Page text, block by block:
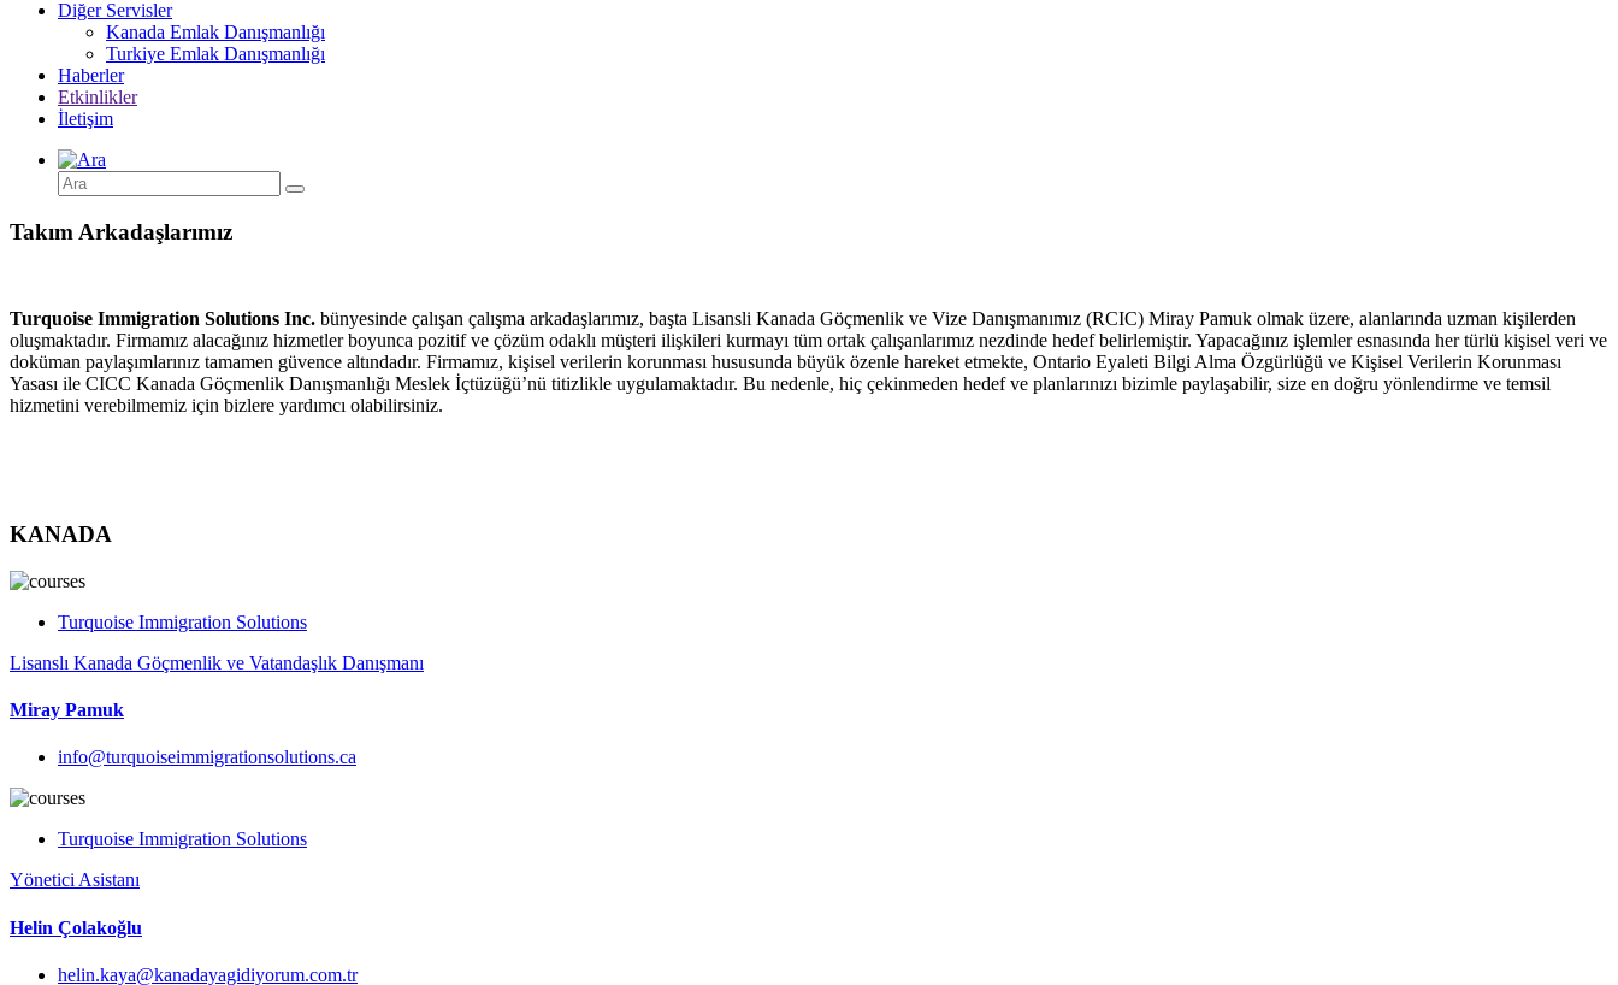
Diğer Servisler
Kanada Emlak Danışmanlığı
Turkiye Emlak Danışmanlığı
Haberler
Etkinlikler
İletişim
Takım Arkadaşlarımız
Turquoise Immigration Solutions Inc. bünyesinde çalışan çalışma arkadaşlarımız, başta Lisansli Kanada Göçmenlik ve Vize Danışmanımız (RCIC) Miray Pamuk olmak üzere, alanlarında uzman kişilerden
oluşmaktadır. Firmamız alacağınız hizmetler boyunca pozitif ve çözüm odaklı müşteri ilişkileri kurmayı tüm ortak çalışanlarımız nezdinde hedef belirlemiştir. Yapacağınız işlemler esnasında her türlü kişisel veri ve
doküman paylaşımlarınız tamamen güvence altındadır. Firmamız, kişisel verilerin korunması hususunda büyük özenle hareket etmekte, Ontario Eyaleti Bilgi Alma Özgürlüğü ve Kişisel Verilerin Korunması
Yasası ile CICC Kanada Göçmenlik Danışmanlığı Meslek İçtüzüğü’nü titizlikle uygulamaktadır. Bu nedenle, hiç çekinmeden hedef ve planlarınızı bizimle paylaşabilir, size en doğru yönlendirme ve temsil
hizmetini verebilmemiz için bizlere yardımcı olabilirsiniz.
KANADA
Turquoise Immigration Solutions
Lisanslı Kanada Göçmenlik ve Vatandaşlık Danışmanı
Miray Pamuk
info@turquoiseimmigrationsolutions.ca
Turquoise Immigration Solutions
Yönetici Asistanı
Helin Çolakoğlu
helin.kaya@kanadayagidiyorum.com.tr